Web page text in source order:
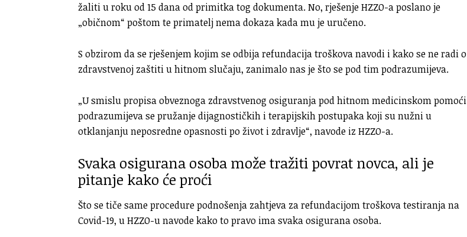
žaliti u roku od 15 dana od primitka tog dokumenta. No, rješenje HZZO-a poslano je
„običnom“ poštom te primatelj nema dokaza kada mu je uručeno.
S obzirom da se rješenjem kojim se odbija refundacija troškova navodi i kako se ne radi o
zdravstvenoj zaštiti u hitnom slučaju, zanimalo nas je što se pod tim podrazumijeva.
„U smislu propisa obveznoga zdravstvenog osiguranja pod hitnom medicinskom pomoći
podrazumijeva se pružanje dijagnostičkih i terapijskih postupaka koji su nužni u
otklanjanju neposredne opasnosti po život i zdravlje“, navode iz HZZO-a.
Svaka osigurana osoba može tražiti povrat novca, ali je
pitanje kako će proći
Što se tiče same procedure podnošenja zahtjeva za refundacijom troškova testiranja na
Covid-19, u HZZO-u navode kako to pravo ima svaka osigurana osoba.